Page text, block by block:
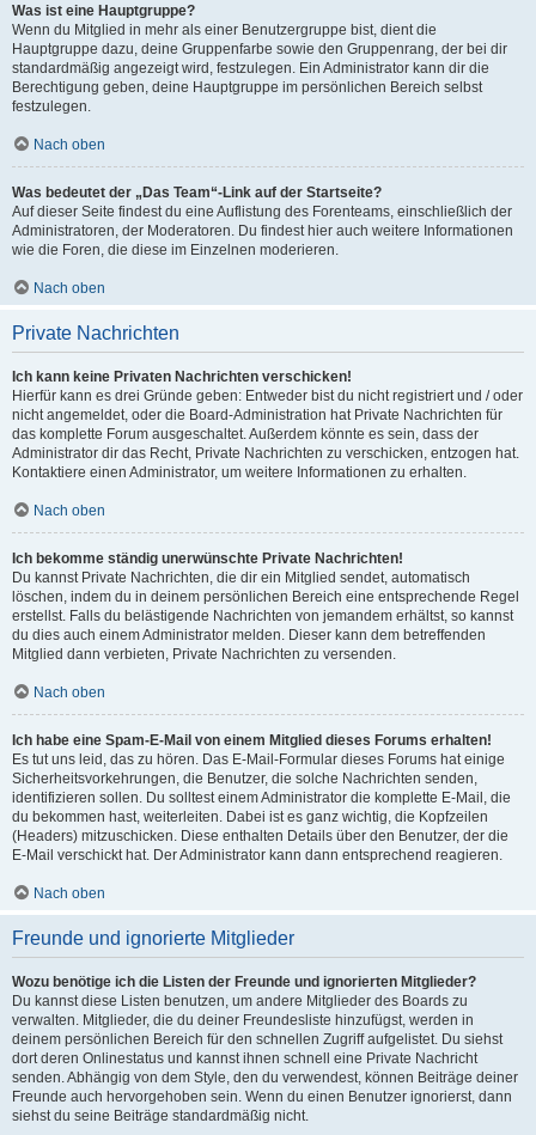
Was ist eine Hauptgruppe?
Wenn du Mitglied in mehr als einer Benutzergruppe bist, dient die
Hauptgruppe dazu, deine Gruppenfarbe sowie den Gruppenrang, der bei dir
standardmäßig angezeigt wird, festzulegen. Ein Administrator kann dir die
Berechtigung geben, deine Hauptgruppe im persönlichen Bereich selbst
festzulegen.
Nach oben
Was bedeutet der „Das Team“-Link auf der Startseite?
Auf dieser Seite findest du eine Auflistung des Forenteams, einschließlich der
Administratoren, der Moderatoren. Du findest hier auch weitere Informationen
wie die Foren, die diese im Einzelnen moderieren.
Nach oben
Private Nachrichten
Ich kann keine Privaten Nachrichten verschicken!
Hierfür kann es drei Gründe geben: Entweder bist du nicht registriert und / oder
nicht angemeldet, oder die Board-Administration hat Private Nachrichten für
das komplette Forum ausgeschaltet. Außerdem könnte es sein, dass der
Administrator dir das Recht, Private Nachrichten zu verschicken, entzogen hat.
Kontaktiere einen Administrator, um weitere Informationen zu erhalten.
Nach oben
Ich bekomme ständig unerwünschte Private Nachrichten!
Du kannst Private Nachrichten, die dir ein Mitglied sendet, automatisch
löschen, indem du in deinem persönlichen Bereich eine entsprechende Regel
erstellst. Falls du belästigende Nachrichten von jemandem erhältst, so kannst
du dies auch einem Administrator melden. Dieser kann dem betreffenden
Mitglied dann verbieten, Private Nachrichten zu versenden.
Nach oben
Ich habe eine Spam-E-Mail von einem Mitglied dieses Forums erhalten!
Es tut uns leid, das zu hören. Das E-Mail-Formular dieses Forums hat einige
Sicherheitsvorkehrungen, die Benutzer, die solche Nachrichten senden,
identifizieren sollen. Du solltest einem Administrator die komplette E-Mail, die
du bekommen hast, weiterleiten. Dabei ist es ganz wichtig, die Kopfzeilen
(Headers) mitzuschicken. Diese enthalten Details über den Benutzer, der die
E-Mail verschickt hat. Der Administrator kann dann entsprechend reagieren.
Nach oben
Freunde und ignorierte Mitglieder
Wozu benötige ich die Listen der Freunde und ignorierten Mitglieder?
Du kannst diese Listen benutzen, um andere Mitglieder des Boards zu
verwalten. Mitglieder, die du deiner Freundesliste hinzufügst, werden in
deinem persönlichen Bereich für den schnellen Zugriff aufgelistet. Du siehst
dort deren Onlinestatus und kannst ihnen schnell eine Private Nachricht
senden. Abhängig von dem Style, den du verwendest, können Beiträge deiner
Freunde auch hervorgehoben sein. Wenn du einen Benutzer ignorierst, dann
siehst du seine Beiträge standardmäßig nicht.